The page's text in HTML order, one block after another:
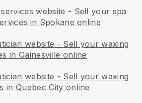
website - Sell your spa
in Spokane online
website - Sell your waxing
in Gainesville online
website - Sell your waxing
in Quebec City online